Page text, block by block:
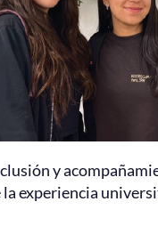
y
experiencia